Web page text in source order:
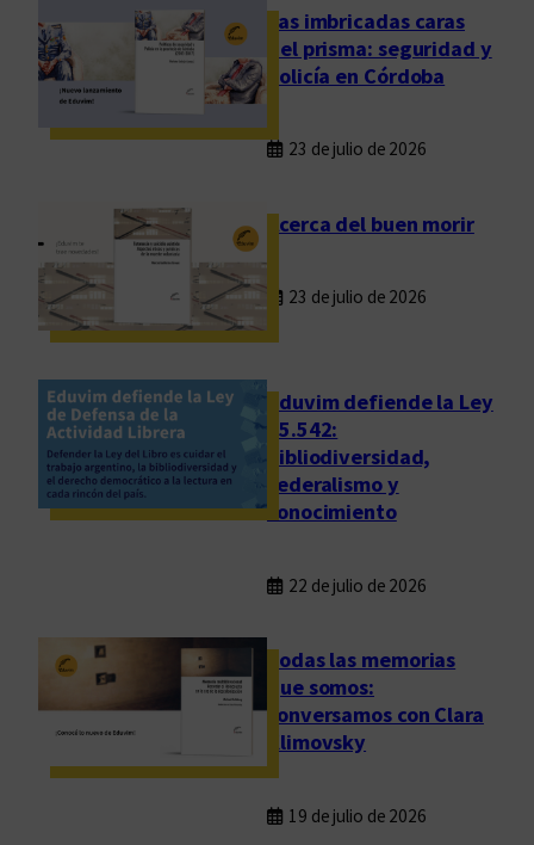
v
i
a
c
r
u
a
Las imbricadas caras
del prisma: seguridad y
policía en Córdoba
23 de julio de 2026
Acerca del buen morir
23 de julio de 2026
Eduvim defiende la Ley
25.542:
bibliodiversidad,
federalismo y
conocimiento
22 de julio de 2026
Todas las memorias
que somos:
conversamos con Clara
Klimovsky
19 de julio de 2026